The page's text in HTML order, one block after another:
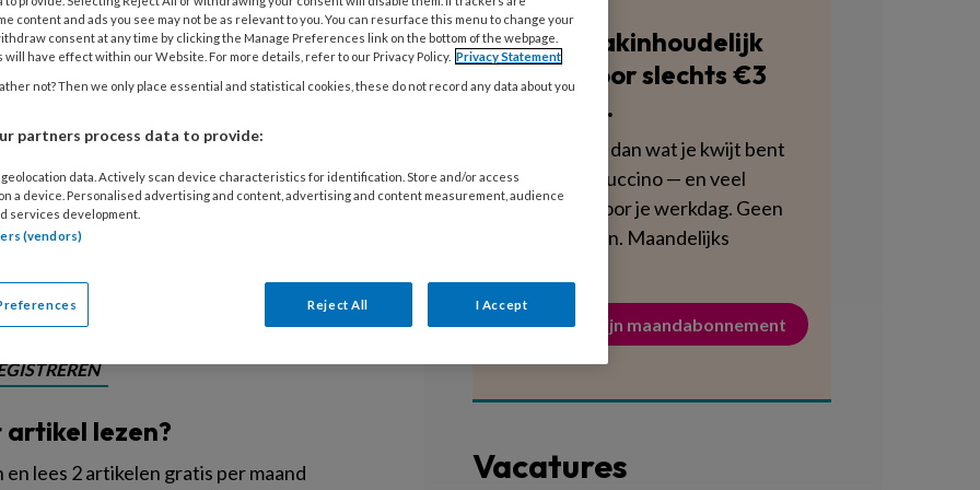
en ministers alles uit de kast
aan te kaarten én
van arbeidsmarktplatform
positief: 57 procent van de
(veel) te hoog. De meest
en overwerken.
lezen?
lees 2 artikelen gratis per maand
Blijf vakinhoudelijk
scherp voor slechts €3
per week.
Dat is minder dan wat je kwijt bent
aan een cappuccino — en veel
voedzamer voor je werkdag. Geen
verplichtingen. Maandelijks
Activeer mijn maandabonnement
Vacatures
content and ads you see may not be as relevant to you. You can resurface this menu to change your
consent at any time by clicking the Manage Preferences link on the bottom of the webpage.
will have effect within our Website. For more details, refer to our Privacy Policy. Privacy Statement
not? Then we only place essential and statistical cookies, these do not record any data about you
partners process data to provide:
data. Actively scan device characteristics for identification. Store and/or access
a device. Personalised advertising and content, advertising and content measurement, audience
services development.
(vendors)
Reject All I Accept